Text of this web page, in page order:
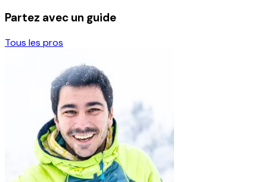
Partez avec un guide
Tous les pros